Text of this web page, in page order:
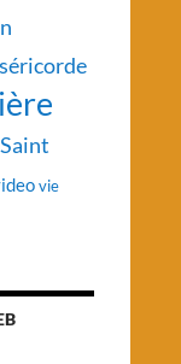
Saint
vie